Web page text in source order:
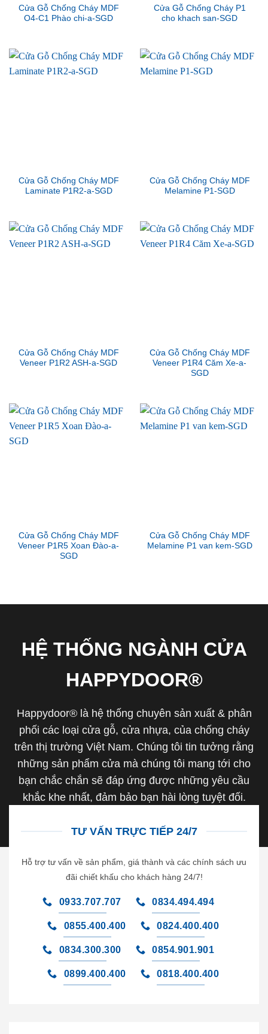
Cửa Gỗ Chống Cháy MDF
O4-C1 Phào chi-a-SGD
Cửa Gỗ Chống Cháy P1
cho khach san-SGD
Cửa Gỗ Chống Cháy MDF
Laminate P1R2-a-SGD
Cửa Gỗ Chống Cháy MDF
Melamine P1-SGD
Cửa Gỗ Chống Cháy MDF
Veneer P1R2 ASH-a-SGD
Cửa Gỗ Chống Cháy MDF
Veneer P1R4 Căm Xe-a-
SGD
Cửa Gỗ Chống Cháy MDF
Veneer P1R5 Xoan Đào-a-
SGD
Cửa Gỗ Chống Cháy MDF
Melamine P1 van kem-SGD
HỆ THỐNG NGÀNH CỬA
HAPPYDOOR®
Happydoor® là hệ thống chuyên sản xuất & phân
phối các loại cửa gỗ, cửa nhựa, của chống cháy
trên thị trường Việt Nam. Chúng tôi tin tưởng rằng
những sản phẩm cửa mà chúng tôi mang tới cho
bạn chắc chắn sẽ đáp ứng được những yêu cầu
khắc khe nhất, đảm bảo bạn hài lòng tuyệt đối.
TƯ VẤN TRỰC TIẾP 24/7
Hỗ trợ tư vấn về sản phẩm, giá thành và các chính sách ưu
đãi chiết khấu cho khách hàng 24/7!
0933.707.707 0834.494.494
0855.400.400 0824.400.400
0834.300.300 0854.901.901
0899.400.400 0818.400.400